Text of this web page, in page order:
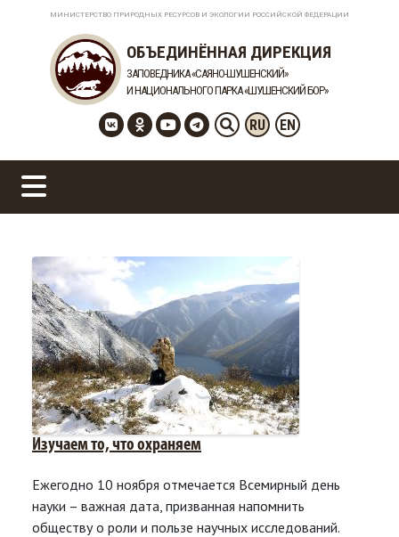
МИНИСТЕРСТВО ПРИРОДНЫХ РЕСУРСОВ И ЭКОЛОГИИ РОССИЙСКОЙ ФЕДЕРАЦИИ
ОБЪЕДИНЁННАЯ ДИРЕКЦИЯ
ЗАПОВЕДНИКА «САЯНО-ШУШЕНСКИЙ»
И НАЦИОНАЛЬНОГО ПАРКА «ШУШЕНСКИЙ БОР»
RU EN
Изучаем то, что охраняем
Ежегодно 10 ноября отмечается Всемирный день
науки – важная дата, призванная напомнить
обществу о роли и пользе научных исследований.